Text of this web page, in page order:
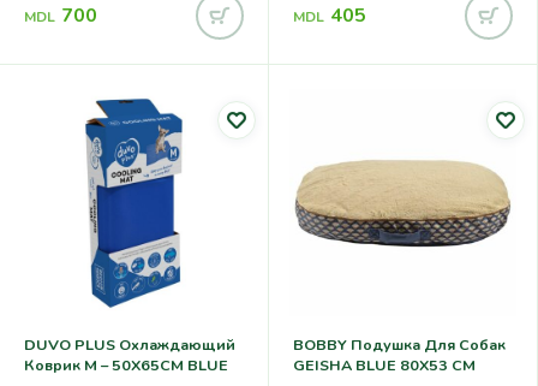
MDL 700 MDL 405
DUVO PLUS Охлаждающий
Коврик M – 50X65CM BLUE
BOBBY Подушка Для Собак
GEISHA BLUE 80X53 CM